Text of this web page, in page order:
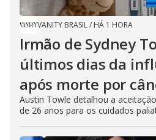
VANITY BRASIL/ HÁ 1 HORA
Irmão de Sydney
últimos dias da
após morte por
Austin Towle detalhou a
de 26 anos para os cuidados